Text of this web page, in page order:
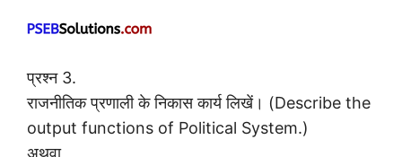
प्रश्न 3.
राजनीतिक प्रणाली के निकास कार्य लिखें। (Describe the
output functions of Political System.)
अथवा